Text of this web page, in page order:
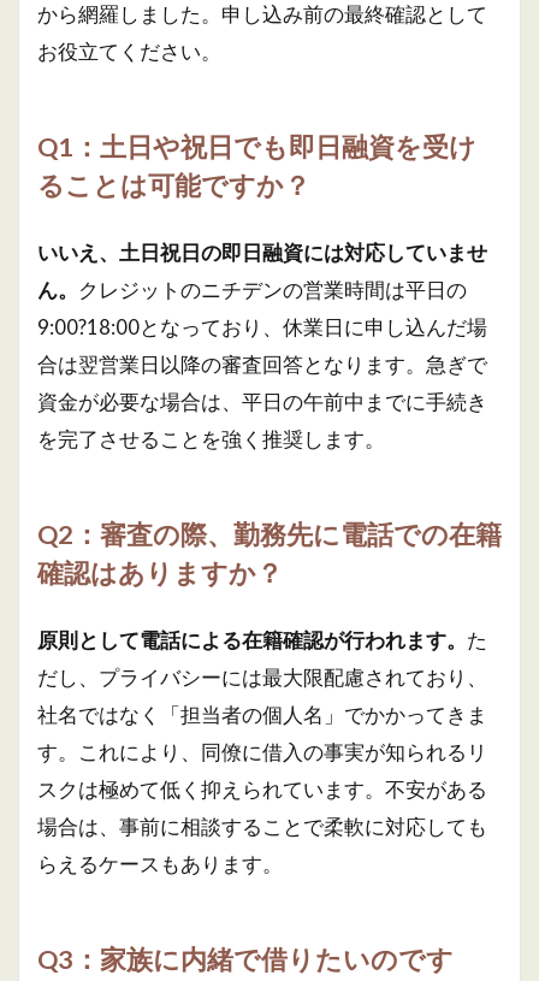
から網羅しました。申し込み前の最終確認として
お役立てください。
Q1：土日や祝日でも即日融資を受け
ることは可能ですか？
いいえ、土日祝日の即日融資には対応していませ
ん。 クレジットのニチデンの営業時間は平日の
9:00?18:00となっており、休業日に申し込んだ場
合は翌営業日以降の審査回答となります。急ぎで
資金が必要な場合は、平日の午前中までに手続き
を完了させることを強く推奨します。
Q2：審査の際、勤務先に電話での在籍
確認はありますか？
原則として電話による在籍確認が行われます。 た
だし、プライバシーには最大限配慮されており、
社名ではなく「担当者の個人名」でかかってきま
す。これにより、同僚に借入の事実が知られるリ
スクは極めて低く抑えられています。不安がある
場合は、事前に相談することで柔軟に対応しても
らえるケースもあります。
Q3：家族に内緒で借りたいのです